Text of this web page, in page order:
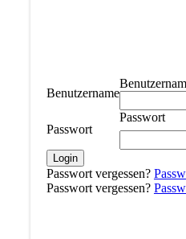
Benutzername
Passwort
Passwort
Login
Passwort vergessen?
Passwort vergessen?